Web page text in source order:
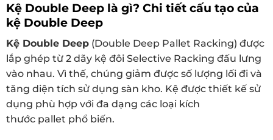
Kệ Double Deep là gì? Chi tiết cấu tạo của
kệ Double Deep
Kệ Double Deep (Double Deep Pallet Racking) được
lắp ghép từ 2 dãy kệ đôi Selective Racking đấu lưng
vào nhau. Vì thế, chúng giảm được số lượng lối đi và
tăng diện tích sử dụng sàn kho. Kệ được thiết kế sử
dụng phù hợp với đa dạng các loại kích
thước pallet phổ biến.